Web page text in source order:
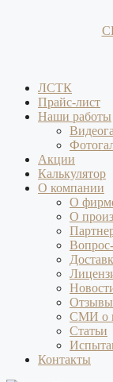
ЛСТК
Прайс-лист
Наши работы
Акции
Калькулятор
О компании
О
О
Отзывы
СМИ о
Статьи
Контакты